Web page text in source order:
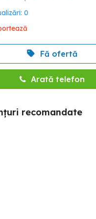
0
Fă ofertă
Arată telefon
recomandate